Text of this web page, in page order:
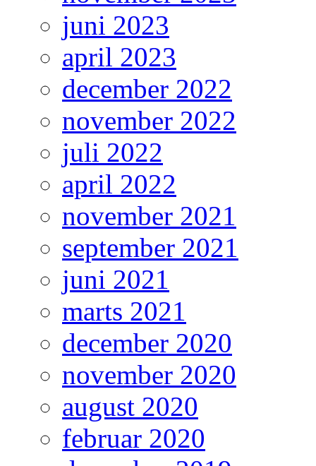
juni 2023
april 2023
december 2022
november 2022
juli 2022
april 2022
november 2021
september 2021
juni 2021
marts 2021
december 2020
november 2020
august 2020
februar 2020